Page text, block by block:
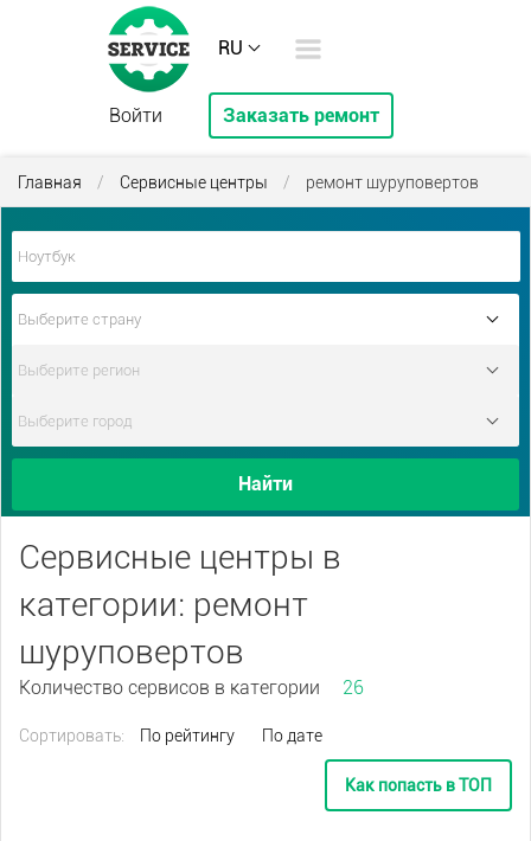
RU
Войти Заказать ремонт
Главная / Сервисные центры / ремонт шуруповертов
Найти
Сервисные центры в
категории: ремонт
шуруповертов
Количество сервисов в категории 26
Сортировать: По рейтингу По дате
Как попасть в ТОП